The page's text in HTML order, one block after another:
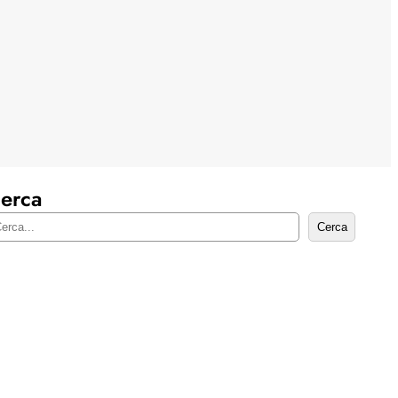
Cerca